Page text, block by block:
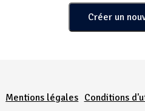
Mentions légales Conditions